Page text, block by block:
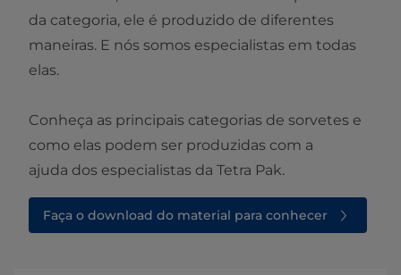
da categoria, ele é produzido de diferentes
maneiras. E nós somos especialistas em todas
elas.
Conheça as principais categorias de sorvetes e
como elas podem ser produzidas com a
ajuda dos especialistas da Tetra Pak.
Faça o download do material para conhecer